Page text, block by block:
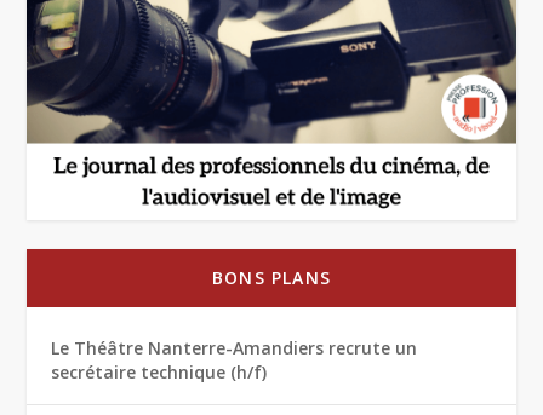
BONS PLANS
Le Théâtre Nanterre-Amandiers recrute un
secrétaire technique (h/f)